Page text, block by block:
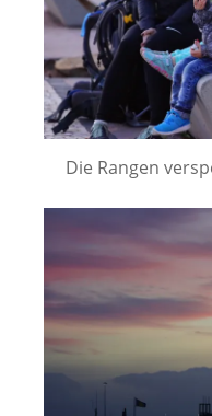
Die Rangen